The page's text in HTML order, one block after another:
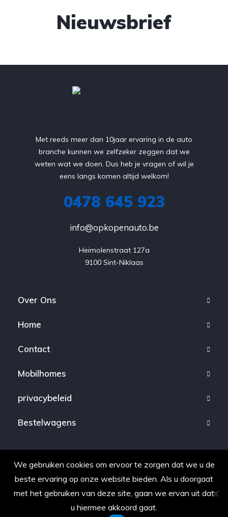
Nieuwsbrief
Met reeds meer dan 10jaar ervaring in de auto
branche kunnen we zelfzeker zeggen dat we
weten wat we doen. Dus heb je vragen of wil je
eens langs komen altijd welkom!
0478 645 923
info@opkopenauto.be
Heimolenstraat 127a
9100 Sint-Niklaas
Over Ons
Home
Contact
Mobilhomes
privacybeleid
Bestelwagens
Copyright © 2021. Alle rechten voorbehouden voor
OpkopenAuto.be
We gebruiken cookies om ervoor te zorgen dat we u de
beste ervaring op onze website bieden. Als u doorgaat
met het gebruiken van deze site, gaan we ervan uit dat
u hiermee akkoord gaat.